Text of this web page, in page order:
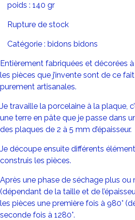
poids : 140 gr
Rupture de stock
Catégorie : bidons bidons
Entièrement fabriquées et décorées
les pièces que j’invente sont de ce
purement artisanales.
Je travaille la porcelaine à la plaque,
une terre en pâte que je passe dans
des plaques de 2 à 5 mm d’épaisseur.
Je découpe ensuite différents
construis les pièces.
Après une phase de séchage plus ou
(dépendant de la taille et de
les pièces une première fois à 980°
seconde fois à 1280°.